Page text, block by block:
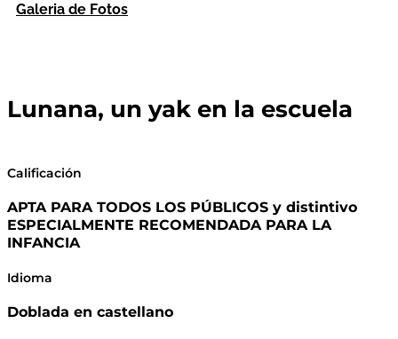
Galeria de Fotos
Lunana, un yak en la escuela
Calificación
APTA PARA TODOS LOS PÚBLICOS y distintivo
ESPECIALMENTE RECOMENDADA PARA LA
INFANCIA
Idioma
Doblada en castellano